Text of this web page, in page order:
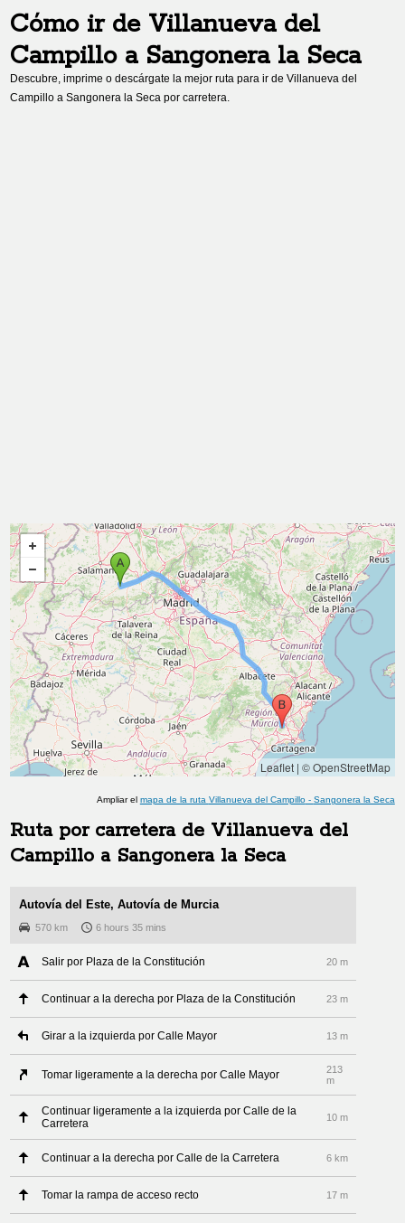
Cómo ir de Villanueva del
Campilloa Sangonera la Seca
Descubre, imprime o descárgate la mejor ruta para ir deVillanueva del
Campillo aSangonera la Seca por carretera.
Leaflet| © OpenStreetMap
Ampliar el mapa de la ruta Villanueva del Campillo- Sangonera la Seca
Ruta por carretera de Villanueva del
Campillo a Sangonera la Seca
Autovía del Este, Autovía de Murcia
570 km 6 hours 35 mins
Salir por Plaza de la Constitución 20 m
Continuar a la derecha por Plaza de la Constitución 23 m
Girar a la izquierda por Calle Mayor 13 m
Tomar ligeramente a la derecha por Calle Mayor
213
m
Continuar ligeramente a la izquierda por Calle de la
Carretera
10 m
Continuar a la derecha por Calle de la Carretera 6 km
Tomar la rampa de acceso recto 17 m